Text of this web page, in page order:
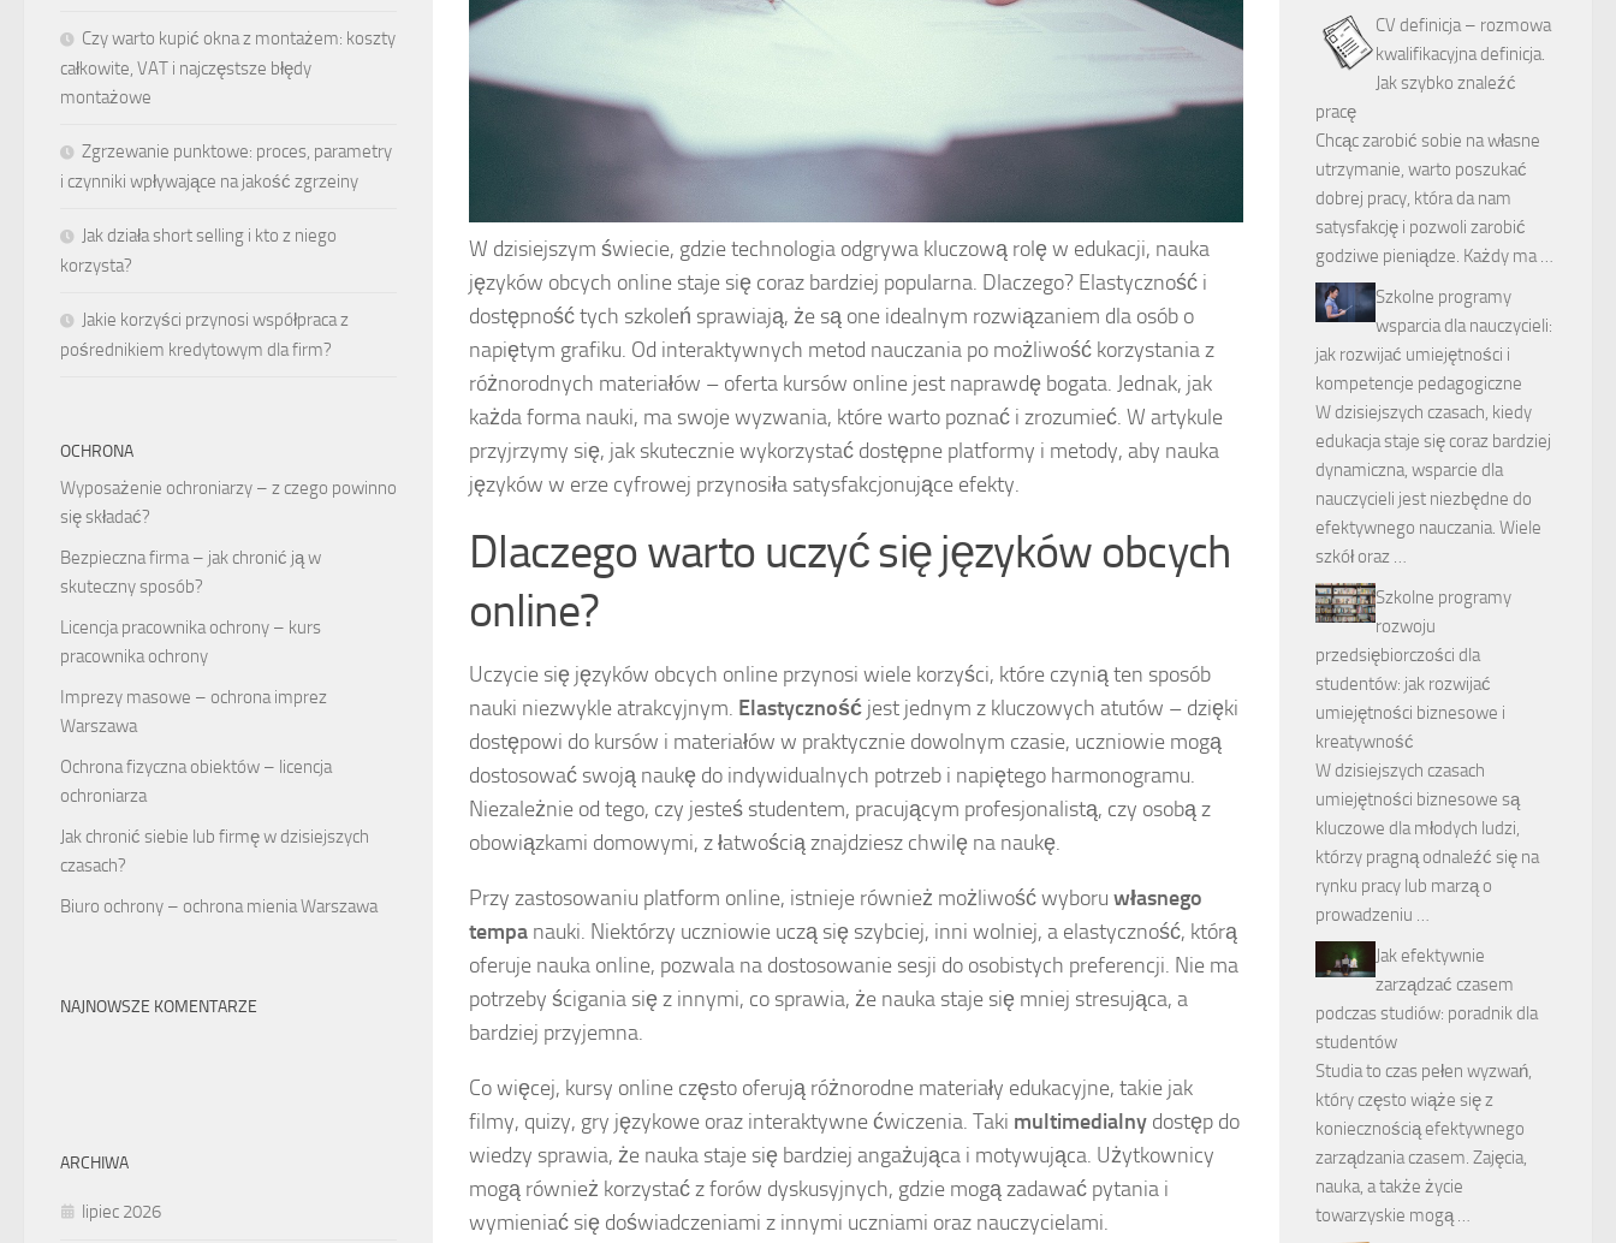
W dzisiejszym świecie, gdzie technologia odgrywa kluczową rolę w edukacji, nauka
języków obcych online staje się coraz bardziej popularna. Dlaczego? Elastyczność i
dostępność tych szkoleń sprawiają, że są one idealnym rozwiązaniem dla osób o
napiętym grafiku. Od interaktywnych metod nauczania po możliwość korzystania z
różnorodnych materiałów – oferta kursów online jest naprawdę bogata. Jednak, jak
każda forma nauki, ma swoje wyzwania, które warto poznać i zrozumieć. W artykule
przyjrzymy się, jak skutecznie wykorzystać dostępne platformy i metody, aby nauka
języków w erze cyfrowej przynosiła satysfakcjonujące efekty.
Dlaczego warto uczyć się języków obcych
online?
Uczycie się języków obcych online przynosi wiele korzyści, które czynią ten sposób
nauki niezwykle atrakcyjnym. Elastyczność jest jednym z kluczowych atutów – dzięki
dostępowi do kursów i materiałów w praktycznie dowolnym czasie, uczniowie mogą
dostosować swoją naukę do indywidualnych potrzeb i napiętego harmonogramu.
Niezależnie od tego, czy jesteś studentem, pracującym profesjonalistą, czy osobą z
obowiązkami domowymi, z łatwością znajdziesz chwilę na naukę.
Przy zastosowaniu platform online, istnieje również możliwość wyboru własnego
tempa nauki. Niektórzy uczniowie uczą się szybciej, inni wolniej, a elastyczność, którą
oferuje nauka online, pozwala na dostosowanie sesji do osobistych preferencji. Nie ma
potrzeby ścigania się z innymi, co sprawia, że nauka staje się mniej stresująca, a
bardziej przyjemna.
Co więcej, kursy online często oferują różnorodne materiały edukacyjne, takie jak
filmy, quizy, gry językowe oraz interaktywne ćwiczenia. Taki multimedialny dostęp do
wiedzy sprawia, że nauka staje się bardziej angażująca i motywująca. Użytkownicy
mogą również korzystać z forów dyskusyjnych, gdzie mogą zadawać pytania i
wymieniać się doświadczeniami z innymi uczniami oraz nauczycielami.
Czy warto kupić okna z montażem: koszty
całkowite, VAT i najczęstsze błędy
montażowe
Zgrzewanie punktowe: proces, parametry
i czynniki wpływające na jakość zgrzeiny
Jak działa short selling i kto z niego
korzysta?
Jakie korzyści przynosi współpraca z
pośrednikiem kredytowym dla firm?
OCHRONA
Wyposażenie ochroniarzy – z czego powinno
się składać?
Bezpieczna firma – jak chronić ją w
skuteczny sposób?
Licencja pracownika ochrony – kurs
pracownika ochrony
Imprezy masowe – ochrona imprez
Warszawa
Ochrona fizyczna obiektów – licencja
ochroniarza
Jak chronić siebie lub firmę w dzisiejszych
czasach?
Biuro ochrony – ochrona mienia Warszawa
NAJNOWSZE KOMENTARZE
ARCHIWA
lipiec 2026
CV definicja – rozmowa
kwalifikacyjna definicja.
Jak szybko znaleźć
pracę
Chcąc zarobić sobie na własne
utrzymanie, warto poszukać
dobrej pracy, która da nam
satysfakcję i pozwoli zarobić
godziwe pieniądze. Każdy ma …
Szkolne programy
wsparcia dla nauczycieli:
jak rozwijać umiejętności i
kompetencje pedagogiczne
W dzisiejszych czasach, kiedy
edukacja staje się coraz bardziej
dynamiczna, wsparcie dla
nauczycieli jest niezbędne do
efektywnego nauczania. Wiele
szkół oraz …
Szkolne programy
rozwoju
przedsiębiorczości dla
studentów: jak rozwijać
umiejętności biznesowe i
kreatywność
W dzisiejszych czasach
umiejętności biznesowe są
kluczowe dla młodych ludzi,
którzy pragną odnaleźć się na
rynku pracy lub marzą o
prowadzeniu …
Jak efektywnie
zarządzać czasem
podczas studiów: poradnik dla
studentów
Studia to czas pełen wyzwań,
który często wiąże się z
koniecznością efektywnego
zarządzania czasem. Zajęcia,
nauka, a także życie
towarzyskie mogą …